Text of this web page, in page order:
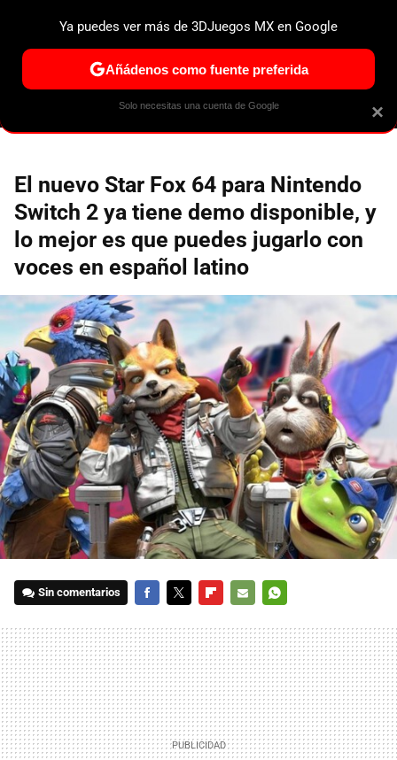
MENÚ NUEVO
PS5 NINTENDO SWITCH 2
El nuevo Star Fox 64 para Nintendo
Switch 2 ya tiene demo disponible, y
lo mejor es que puedes jugarlo con
voces en español latino
Sin comentarios
MAIL
×
Ya puedes ver más de 3DJuegos MX en Google
Añádenos como fuente preferida
Solo necesitas una cuenta de Google